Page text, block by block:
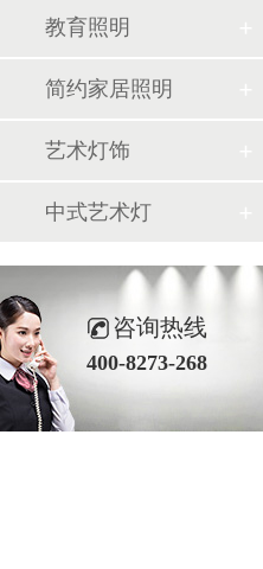
教育照明
简约家居照明
艺术灯饰
中式艺术灯
咨询热线
400-8273-268